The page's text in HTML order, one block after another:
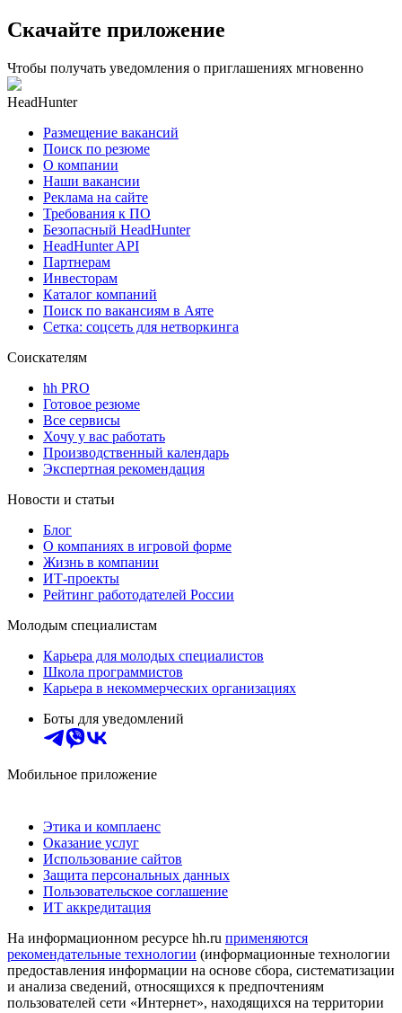
Скачайте приложение
Чтобы получать уведомления о приглашениях мгновенно
HeadHunter
Размещение вакансий
Поиск по резюме
О компании
Наши вакансии
Реклама на сайте
Требования к ПО
Безопасный HeadHunter
HeadHunter API
Партнерам
Инвесторам
Каталог компаний
Поиск по вакансиям в Аяте
Сетка: соцсеть для нетворкинга
Соискателям
hh PRO
Готовое резюме
Все сервисы
Хочу у вас работать
Производственный календарь
Экспертная рекомендация
Новости и статьи
Блог
О компаниях в игровой форме
Жизнь в компании
ИТ-проекты
Рейтинг работодателей России
Молодым специалистам
Карьера для молодых специалистов
Школа программистов
Карьера в некоммерческих организациях
Боты для уведомлений
Мобильное приложение
Этика и комплаенс
Оказание услуг
Использование сайтов
Защита персональных данных
Пользовательское соглашение
ИТ аккредитация
На информационном ресурсе hh.ru применяются
рекомендательные технологии (информационные технологии
предоставления информации на основе сбора, систематизации
и анализа сведений, относящихся к предпочтениям
пользователей сети «Интернет», находящихся на территории